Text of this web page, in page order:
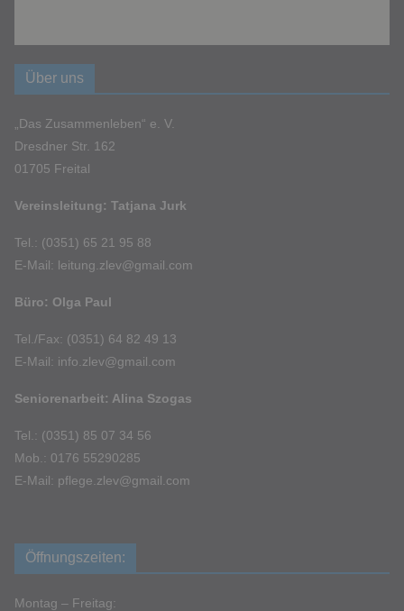
Über uns
„Das Zusammenleben“ e. V.
Dresdner Str. 162
01705 Freital
Vereinsleitung: Tatjana Jurk
Tel.: (0351) 65 21 95 88
E-Mail: leitung.zlev@gmail.com
Büro: Olga Paul
Tel./Fax: (0351) 64 82 49 13
E-Mail: info.zlev@gmail.com
Seniorenarbeit: Alina Szogas
Tel.: (0351) 85 07 34 56
Mob.: 0176 55290285
E-Mail: pflege.zlev@gmail.com
Öffnungszeiten:
Montag – Freitag: